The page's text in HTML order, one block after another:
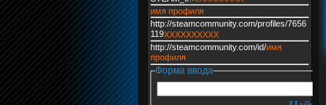
имя профиля
http://steamcommunity.com/profiles/7656
119XXXXXXXXXX
http://steamcommunity.com/id/имя
профиля
Форма ввода